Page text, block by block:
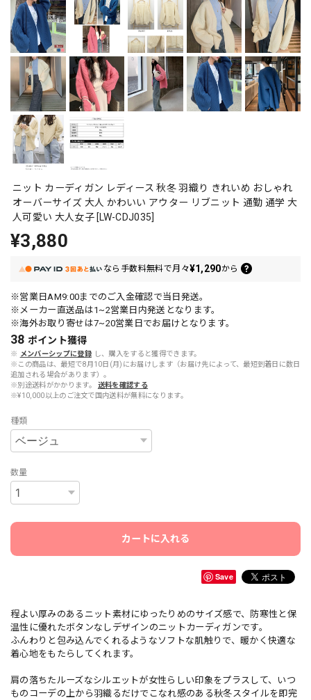
ニット カーディガン レディース 秋冬 羽織り きれいめ おしゃれ
オーバーサイズ 大人 かわいい アウター リブニット 通勤 通学 大
人可愛い 大人女子 [LW-CDJ035]
¥3,880
なら 手数料無料で月々¥1,290から
※営業日AM9:00までのご入金確認で当日発送。
※メーカー直送品は1~2営業日内発送となります。
※海外お取り寄せは7~20営業日でお届けとなります。
38 ポイント獲得
※ メンバーシップに登録 し、購入をすると獲得できます。
※この商品は、最短で8月10日(月)にお届けします（お届け先によって、最短到着日に数日
追加される場合があります）。
※別途送料がかかります。
送料を確認する
※¥10,000以上のご注文で国内送料が無料になります。
種類
数量
カートに入れる
Save
程よい厚みのあるニット素材にゆったりめのサイズ感で、防寒性と保
温性に優れたボタンなしデザインのニットカーディガンです。
ふんわりと包み込んでくれるようなソフトな肌触りで、暖かく快適な
着心地をもたらしてくれます。
肩の落ちたルーズなシルエットが女性らしい印象をプラスして、いつ
ものコーデの上から羽織るだけでこなれ感のある秋冬スタイルを即完